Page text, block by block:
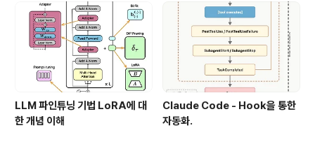
LLM 파인튜닝 기법 LoRA에 대
한 개념 이해
Claude Code - Hook을 통한
자동화.